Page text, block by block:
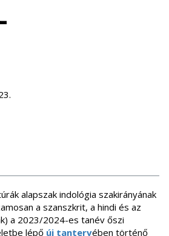
alapszak indológia szakirányának
a szanszkrit, a hindi és az
a 2023/2024-es tanév őszi
lépő új tantervében történő